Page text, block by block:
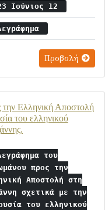
Ιούνιος 12
Προβολή
Ελληνική Αποστολή
του ελληνικού
του
προς την
Αποστολή στη
σχετικά με την
του ελληνικού